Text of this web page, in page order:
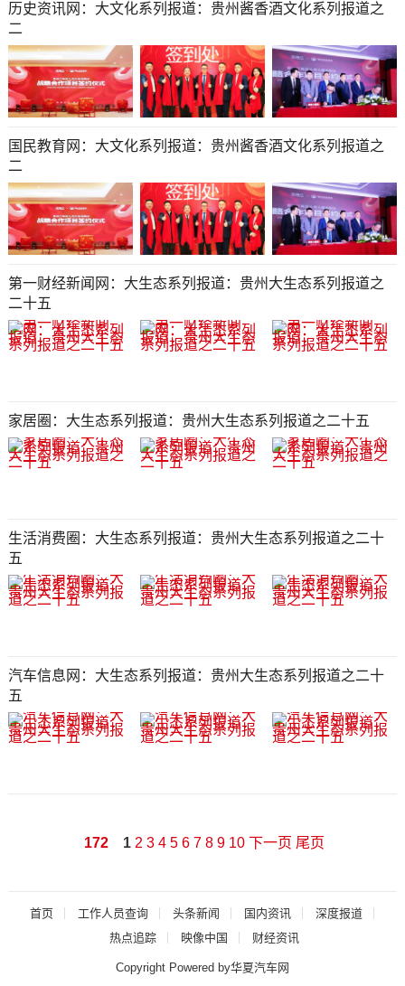
历史资讯网：大文化系列报道：贵州酱香酒文化系列报道之
二
国民教育网：大文化系列报道：贵州酱香酒文化系列报道之
二
第一财经新闻网：大生态系列报道：贵州大生态系列报道之
二十五​​​​​​​
家居圈：大生态系列报道：贵州大生态系列报道之二十五​​​​​​​
生活消费圈：大生态系列报道：贵州大生态系列报道之二十
五​​​​​​​
汽车信息网：大生态系列报道：贵州大生态系列报道之二十
五​​​​​​​
172 1 2 3 4 5 6 7 8 9 10 下一页 尾页
首页 工作人员查询 头条新闻 国内资讯
深度报道
热点追踪
映像中国 财经资讯
Copyright Powered by华夏汽车网